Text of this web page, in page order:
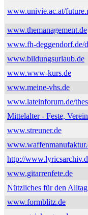
www.univie.ac.at/
www.themanagement.de
www.fh-deggendorf.de/
www.bildungsurlaub.de
www.www-kurs.de
www.meine-vhs.de
www.lateinforum.de/
Mittelalter - Feste,
www.streuner.de
http://
www.gitarrenfete.de
Nützliches für den Alltag
www.formblitz.de